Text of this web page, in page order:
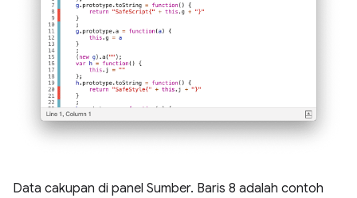
Data cakupan di panel Sumber. Baris 8 adalah contoh